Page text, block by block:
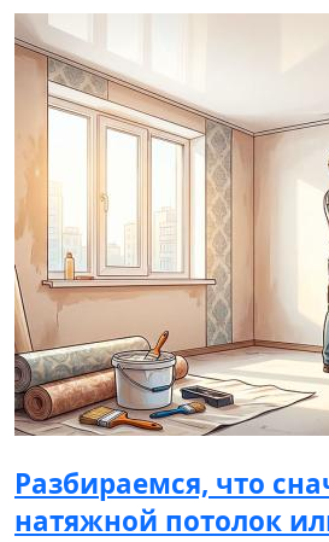
Разбираемся, что
натяжной потолок